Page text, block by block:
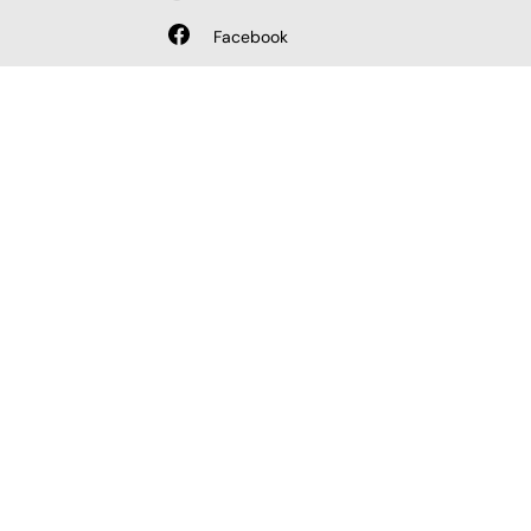
Facebook